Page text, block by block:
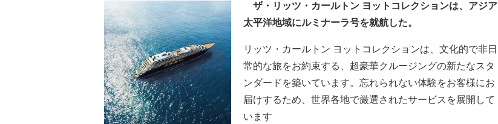
ザ・リッツ・カールトン ヨットコレクションは、アジア
太平洋地域にルミナーラ号を就航した。
リッツ・カールトン ヨットコレクションは、文化的で非日
常的な旅をお約束する、超豪華クルージングの新たなスタ
ンダードを築いています。忘れられない体験をお客様にお
届けするため、世界各地で厳選されたサービスを展開して
います